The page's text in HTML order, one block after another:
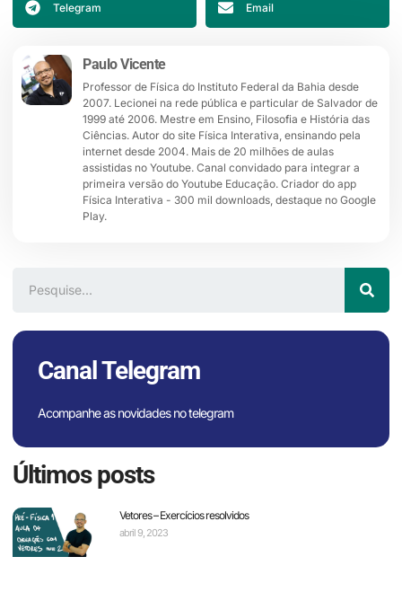
Telegram Email
Paulo Vicente
Professor de Física do Instituto Federal da Bahia desde
2007. Lecionei na rede pública e particular de Salvador de
1999 até 2006. Mestre em Ensino, Filosofia e História das
Ciências. Autor do site Física Interativa, ensinando pela
internet desde 2004. Mais de 20 milhões de aulas
assistidas no Youtube. Canal convidado para integrar a
primeira versão do Youtube Educação. Criador do app
Física Interativa - 300 mil downloads, destaque no Google
Play.
Canal Telegram
Acompanhe as novidades no telegram
Últimos posts
Vetores – Exercícios resolvidos
abril 9, 2023